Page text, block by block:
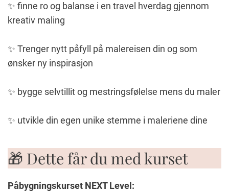
✨ finne ro og balanse i en travel hverdag gjennom
kreativ maling
✨ Trenger nytt påfyll på malereisen din og som
ønsker ny inspirasjon
✨ bygge selvtillit og mestringsfølelse mens du maler
✨ utvikle din egen unike stemme i maleriene dine
🎁 Dette får du med kurset
Påbygningskurset NEXT Level: